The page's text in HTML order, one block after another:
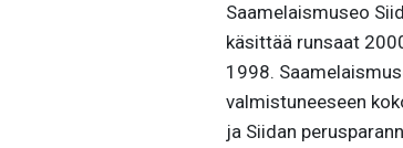
Saamelaismuseo
käsittää runsaat
1998.
valmistuneeseen
ja Siidan